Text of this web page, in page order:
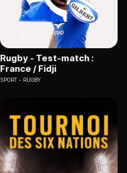
Rugby - Test-match :
France / Fidji
SPORT RUGBY